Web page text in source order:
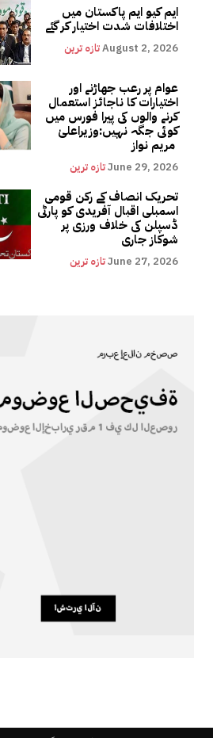
ایم کیو ایم پاکستان میں
اختلافات شدت اختیار کر گئے
تازہ ترینAugust 2, 2026
عوام پر رعب جھاڑنے اور
اختیارات کا ناجائز استعمال
کرنے والوں کی پیرا فورس میں
کوئی جگہ نہیں:وزیراعلیٰ
تازہ ترینJune 29, 2026
تحریک انصاف کے رکن قومی
اسمبلی اقبال آفریدی کو پارٹی
ڈسپلن کی خلاف ورزی پر
شوکاز جاری
تازہ ترینJune 27, 2026